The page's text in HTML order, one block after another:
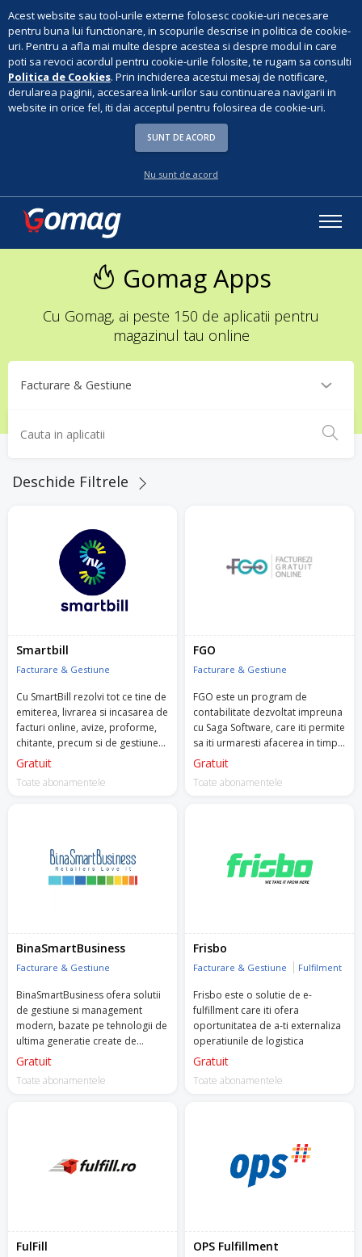
Acest website sau tool-urile externe folosesc cookie-uri necesare
pentru buna lui functionare, in scopurile descrise in politica de cookie-
uri. Pentru a afla mai multe despre acestea si despre modul in care
poti sa revoci acordul pentru cookie-urile folosite, te rugam sa consulti
Politica de Cookies. Prin inchiderea acestui mesaj de notificare,
derularea paginii, accesarea link-urilor sau continuarea navigarii in
website in orice fel, iti dai acceptul pentru folosirea de cookie-uri.
SUNT DE ACORD
Nu sunt de acord
Gomag Apps
Cu Gomag, ai peste 150 de aplicatii pentru
magazinul tau online
Deschide Filtrele
Smartbill
Facturare & Gestiune
Cu SmartBill rezolvi tot ce tine de
emiterea, livrarea si incasarea de
facturi online, avize, proforme,
chitante, precum si de gestiunea
stocurilor, nir, fise, bonuri,
Gratuit
Toate abonamentele
FGO
Facturare & Gestiune
FGO este un program de
contabilitate dezvoltat impreuna
cu Saga Software, care iti permite
sa iti urmaresti afacerea in timp
real.
Gratuit
Toate abonamentele
BinaSmartBusiness
Facturare & Gestiune
BinaSmartBusiness ofera solutii
de gestiune si management
modern, bazate pe tehnologii de
ultima generatie create de
experti in domeniu, pentru
mijlocii din zona vanzarilor cu
Gratuit
Toate abonamentele
Frisbo
Facturare & Gestiune Fulfilment
Frisbo este o solutie de e-
fulfillment care iti ofera
oportunitatea de a-ti externaliza
operatiunile de logistica
Gratuit
Toate abonamentele
FulFill OPS Fulfillment